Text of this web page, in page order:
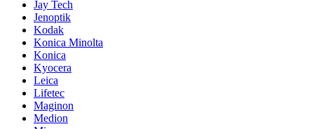
Jay Tech
Jenoptik
Kodak
Konica Minolta
Konica
Kyocera
Leica
Lifetec
Maginon
Medion